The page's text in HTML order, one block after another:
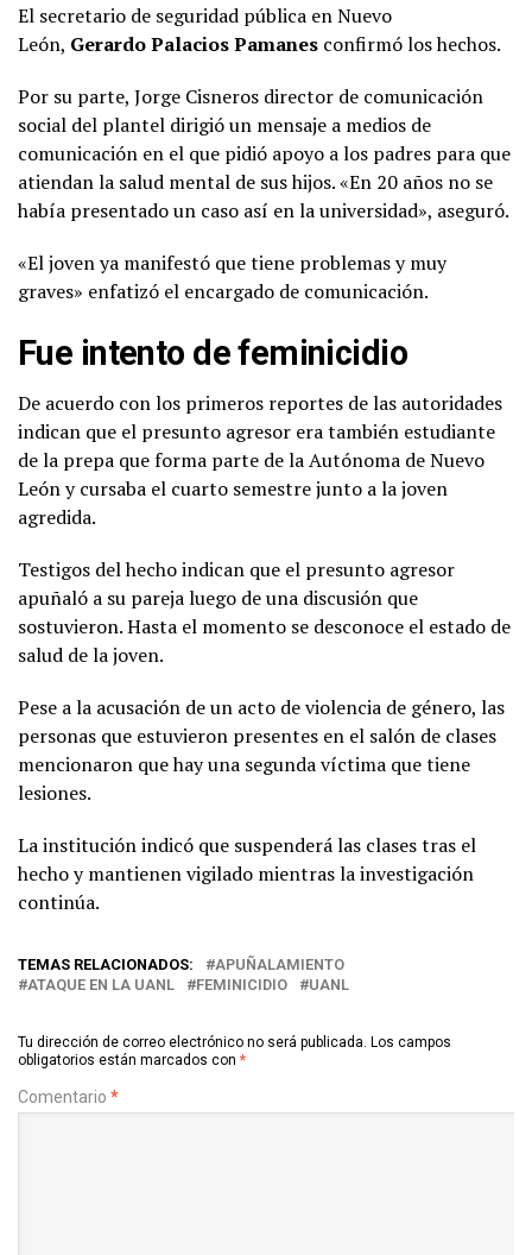
El secretario de seguridad pública en Nuevo
León, Gerardo Palacios Pamanes confirmó los hechos.
Por su parte, Jorge Cisneros director de comunicación
social del plantel dirigió un mensaje a medios de
comunicación en el que pidió apoyo a los padres para que
atiendan la salud mental de sus hijos. «En 20 años no se
había presentado un caso así en la universidad», aseguró.
«El joven ya manifestó que tiene problemas y muy
graves» enfatizó el encargado de comunicación.
Fue intento de feminicidio
De acuerdo con los primeros reportes de las autoridades
indican que el presunto agresor era también estudiante
de la prepa que forma parte de la Autónoma de Nuevo
León y cursaba el cuarto semestre junto a la joven
agredida.
Testigos del hecho indican que el presunto agresor
apuñaló a su pareja luego de una discusión que
sostuvieron. Hasta el momento se desconoce el estado de
salud de la joven.
Pese a la acusación de un acto de violencia de género, las
personas que estuvieron presentes en el salón de clases
mencionaron que hay una segunda víctima que tiene
lesiones.
La institución indicó que suspenderá las clases tras el
hecho y mantienen vigilado mientras la investigación
continúa.
TEMAS RELACIONADOS:
APUÑALAMIENTO
ATAQUE EN LA UANL
FEMINICIDIO UANL
Tu dirección de correo electrónico no será publicada. Los campos
obligatorios están marcados con *
Comentario *